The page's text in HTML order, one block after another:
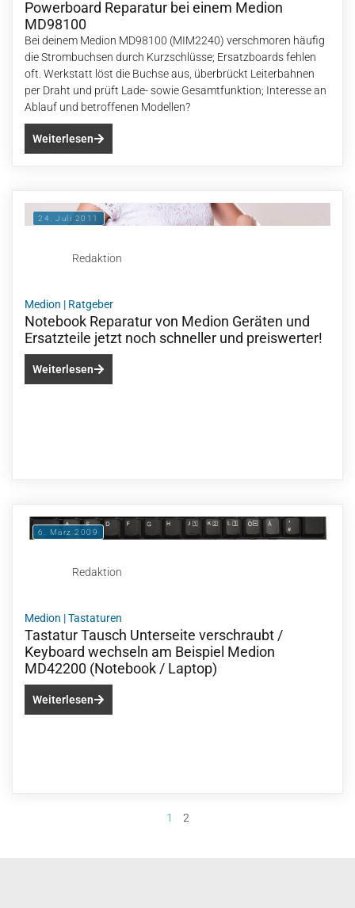
Powerboard Reparatur bei einem Medion
MD98100
Bei deinem Medion MD98100 (MIM2240) verschmoren häufig
die Strombuchsen durch Kurzschlüsse; Ersatzboards fehlen
oft. Werkstatt löst die Buchse aus, überbrückt Leiterbahnen
per Draht und prüft Lade- sowie Gesamtfunktion; Interesse an
Ablauf und betroffenen Modellen?
Weiterlesen
24. Juli 2011
Redaktion
Medion | Ratgeber
Notebook Reparatur von Medion Geräten und
Ersatzteile jetzt noch schneller und preiswerter!
Weiterlesen
6. März 2009
Redaktion
Medion |Tastaturen
Tastatur Tausch Unterseite verschraubt /
Keyboard wechseln am Beispiel Medion
MD42200 (Notebook / Laptop)
Weiterlesen
1 2